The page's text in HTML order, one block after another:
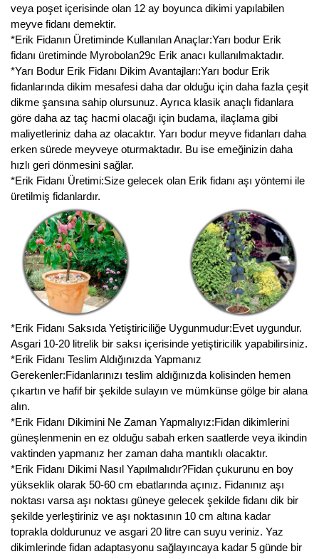
veya poşet içerisinde olan 12 ay boyunca dikimi yapılabilen
meyve fidanı demektir.
*Erik Fidanın Üretiminde Kullanılan Anaçlar:Yarı bodur Erik
fidanı üretiminde Myrobolan29c Erik anacı kullanılmaktadır.
*Yarı Bodur Erik Fidanı Dikim Avantajları:Yarı bodur Erik
fidanlarında dikim mesafesi daha dar olduğu için daha fazla çeşit
dikme şansına sahip olursunuz. Ayrıca klasik anaçlı fidanlara
göre daha az taç hacmi olacağı için budama, ilaçlama gibi
maliyetleriniz daha az olacaktır. Yarı bodur meyve fidanları daha
erken sürede meyveye oturmaktadır. Bu ise emeğinizin daha
hızlı geri dönmesini sağlar.
*Erik Fidanı Üretimi:Size gelecek olan Erik fidanı aşı yöntemi ile
üretilmiş fidanlardır.
*Erik Fidanı Saksıda Yetiştiriciliğe Uygunmudur:Evet uygundur.
Asgari 10-20 litrelik bir saksı içerisinde yetiştiricilik yapabilirsiniz.
*Erik Fidanı Teslim Aldığınızda Yapmanız
Gerekenler:Fidanlarınızı teslim aldığınızda kolisinden hemen
çıkartın ve hafif bir şekilde sulayın ve mümkünse gölge bir alana
alın.
*Erik Fidanı Dikimini Ne Zaman Yapmalıyız:Fidan dikimlerini
güneşlenmenin en ez olduğu sabah erken saatlerde veya ikindin
vaktinden yapmanız her zaman daha mantıklı olacaktır.
*Erik Fidanı Dikimi Nasıl Yapılmalıdır?Fidan çukurunu en boy
yükseklik olarak 50-60 cm ebatlarında açınız. Fidanınız aşı
noktası varsa aşı noktası güneye gelecek şekilde fidanı dik bir
şekilde yerleştiriniz ve aşı noktasının 10 cm altına kadar
toprakla doldurunuz ve asgari 20 litre can suyu veriniz. Yaz
dikimlerinde fidan adaptasyonu sağlayıncaya kadar 5 günde bir
Nektarin Fidanı
Papaya Fidanı
Pepino Fidanı
Pitaya Fidanı
Şeftali Fidanı
Trabzon Hurması Fidanı
Üzüm Fidanı
Vişne Fidanı
Yaban Mersini Fidanı
Zeytin Fidanı